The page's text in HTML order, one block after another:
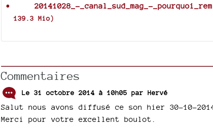
20141028_-_canal_sud_mag_-
139.3 Mio)
Commentaires
Le 31 octobre 2014 à 10h05 par Hervé
Salut nous avons diffusé ce son hier 30-10-
Merci pour votre excellent boulot.